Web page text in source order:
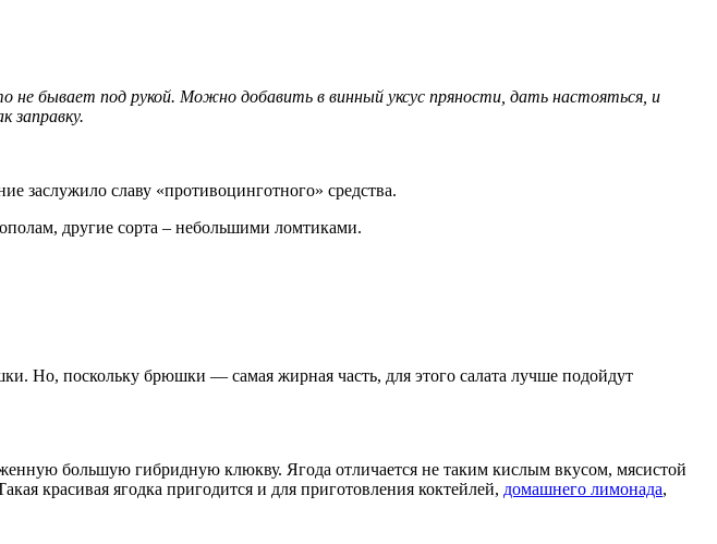
не бывает под рукой. Можно добавить в винный уксус пряности, дать настояться, и
заправку.
заслужило славу «противоцинготного» средства.
другие сорта – небольшими ломтиками.
Но, поскольку брюшки — самая жирная часть, для этого салата лучше подойдут
большую гибридную клюкву. Ягода отличается не таким кислым вкусом, мясистой
красивая ягодка пригодится и для приготовления коктейлей, домашнего лимонада,